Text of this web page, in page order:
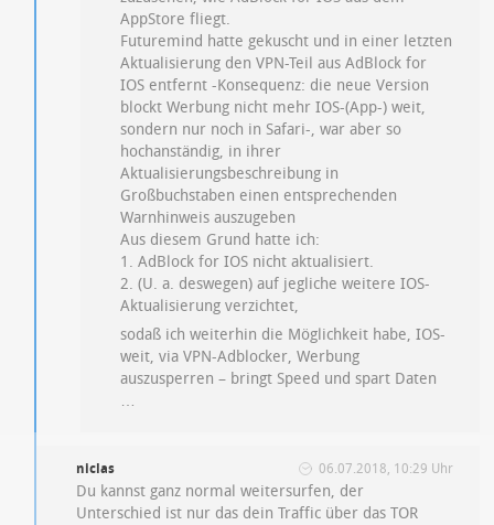
AppStore fliegt.
Futuremind hatte gekuscht und in einer letzten
Aktualisierung den VPN-Teil aus AdBlock for
IOS entfernt -Konsequenz: die neue Version
blockt Werbung nicht mehr IOS-(App-) weit,
sondern nur noch in Safari-, war aber so
hochanständig, in ihrer
Aktualisierungsbeschreibung in
Großbuchstaben einen entsprechenden
Warnhinweis auszugeben
Aus diesem Grund hatte ich:
1. AdBlock for IOS nicht aktualisiert.
2. (U. a. deswegen) auf jegliche weitere IOS-
Aktualisierung verzichtet,
sodaß ich weiterhin die Möglichkeit habe, IOS-
weit, via VPN-Adblocker, Werbung
auszusperren – bringt Speed und spart Daten
…
niclas 06.07.2018, 10:29 Uhr
Du kannst ganz normal weitersurfen, der
Unterschied ist nur das dein Traffic über das TOR